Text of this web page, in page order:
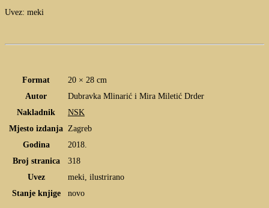
Uvez: meki
Format
20 × 28 cm
Autor
Dubravka Mlinarić i Mira Miletić Drder
Nakladnik
NSK
Mjesto izdanja Zagreb
Godina
2018.
Broj stranica
318
Uvez
meki, ilustrirano
Stanje knjige
novo